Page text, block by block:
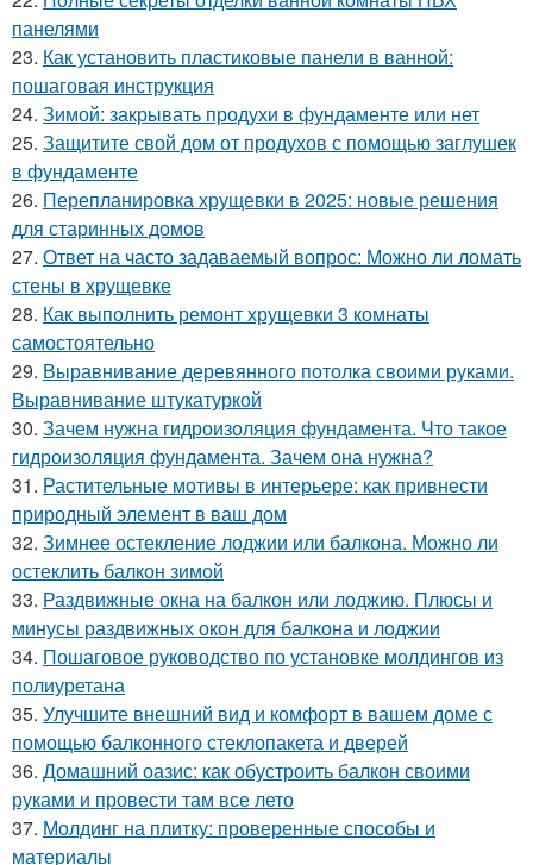
панелями
23. Как установить пластиковые панели в ванной:
пошаговая инструкция
24. Зимой: закрывать продухи в фундаменте или нет
25. Защитите свой дом от продухов с помощью заглушек
в фундаменте
26. Перепланировка хрущевки в 2025: новые решения
для старинных домов
27. Ответ на часто задаваемый вопрос: Можно ли ломать
стены в хрущевке
28. Как выполнить ремонт хрущевки 3 комнаты
самостоятельно
29. Выравнивание деревянного потолка своими руками.
Выравнивание штукатуркой
30. Зачем нужна гидроизоляция фундамента. Что такое
гидроизоляция фундамента. Зачем она нужна?
31. Растительные мотивы в интерьере: как привнести
природный элемент в ваш дом
32. Зимнее остекление лоджии или балкона. Можно ли
остеклить балкон зимой
33. Раздвижные окна на балкон или лоджию. Плюсы и
минусы раздвижных окон для балкона и лоджии
34. Пошаговое руководство по установке молдингов из
полиуретана
35. Улучшите внешний вид и комфорт в вашем доме с
помощью балконного стеклопакета и дверей
36. Домашний оазис: как обустроить балкон своими
руками и провести там все лето
37. Молдинг на плитку: проверенные способы и
материалы